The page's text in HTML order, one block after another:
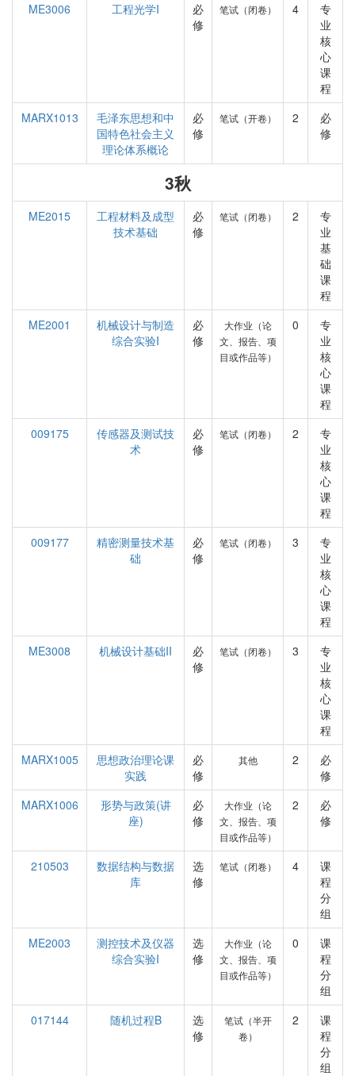
ME3006
工程光学I
必
修
笔试（闭卷） 4
专
业
核
心
课
程
MARX1013
毛泽东思想和中
国特色社会主义
理论体系概论
必
修
笔试（开卷） 2
必
修
3秋
ME2015
工程材料及成型
技术基础
必
修
笔试（闭卷） 2
专
业
基
础
课
程
ME2001
机械设计与制造
综合实验I
必
修
大作业（论
文、报告、项
目或作品等）
0
专
业
核
心
课
程
009175
传感器及测试技
术
必
修
笔试（闭卷） 2
专
业
核
心
课
程
009177
精密测量技术基
础
必
修
笔试（闭卷） 3
专
业
核
心
课
程
ME3008
机械设计基础II
必
修
笔试（闭卷） 3
专
业
核
心
课
程
MARX1005
思想政治理论课
实践
必
修
其他 2
必
修
MARX1006
形势与政策(讲
座)
必
修
大作业（论
文、报告、项
目或作品等）
2
必
修
210503
数据结构与数据
库
选
修
笔试（闭卷） 4
课
程
分
组
ME2003
测控技术及仪器
综合实验I
选
修
大作业（论
文、报告、项
目或作品等）
0
课
程
分
组
017144
随机过程B
选
修
笔试（半开
卷）
2
课
程
分
组